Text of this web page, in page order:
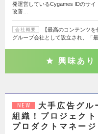
発運営しているCygames IDのサイ
改善…
会社概要
【最高のコンテンツ
グループ会社として設立され、「
興味あり
NEW
大手広告グル
組織！プロジェク
プロダクトマネージ